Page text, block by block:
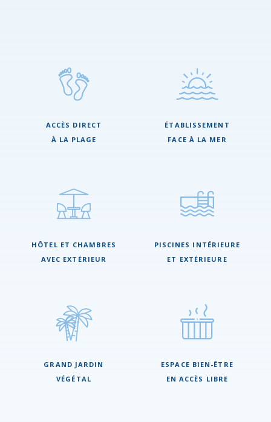
ACCÈS DIRECT
À LA PLAGE
ÉTABLISSEMENT
FACE À LA MER
HÔTEL ET CHAMBRES
AVEC EXTÉRIEUR
PISCINES INTÉRIEURE
ET EXTÉRIEURE
GRAND JARDIN
VÉGÉTAL
ESPACE BIEN-ÊTRE
EN ACCÈS LIBRE